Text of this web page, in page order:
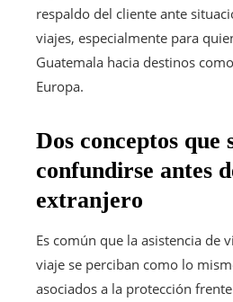
respaldo del cliente ante
viajes, especialmente para
Guatemala hacia destinos
Europa.
Dos conceptos que
confundirse antes
extranjero
Es común que la asistencia de
viaje se perciban como lo
asociados a la protección